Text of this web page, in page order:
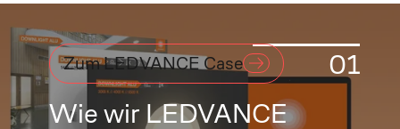
01
Zum LEDVANCE Case
Wie wir LEDVANCE